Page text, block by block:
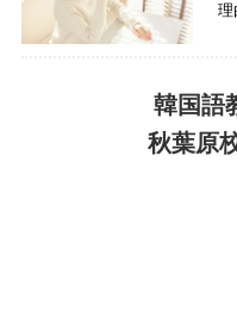
理
韓国語
秋葉原